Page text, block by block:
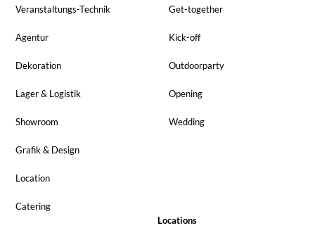
Veranstaltungs-Technik
Agentur
Dekoration
Lager & Logistik
Showroom
Grafik & Design
Location
Catering
Get-together
Kick-off
Outdoorparty
Opening
Wedding
Locations